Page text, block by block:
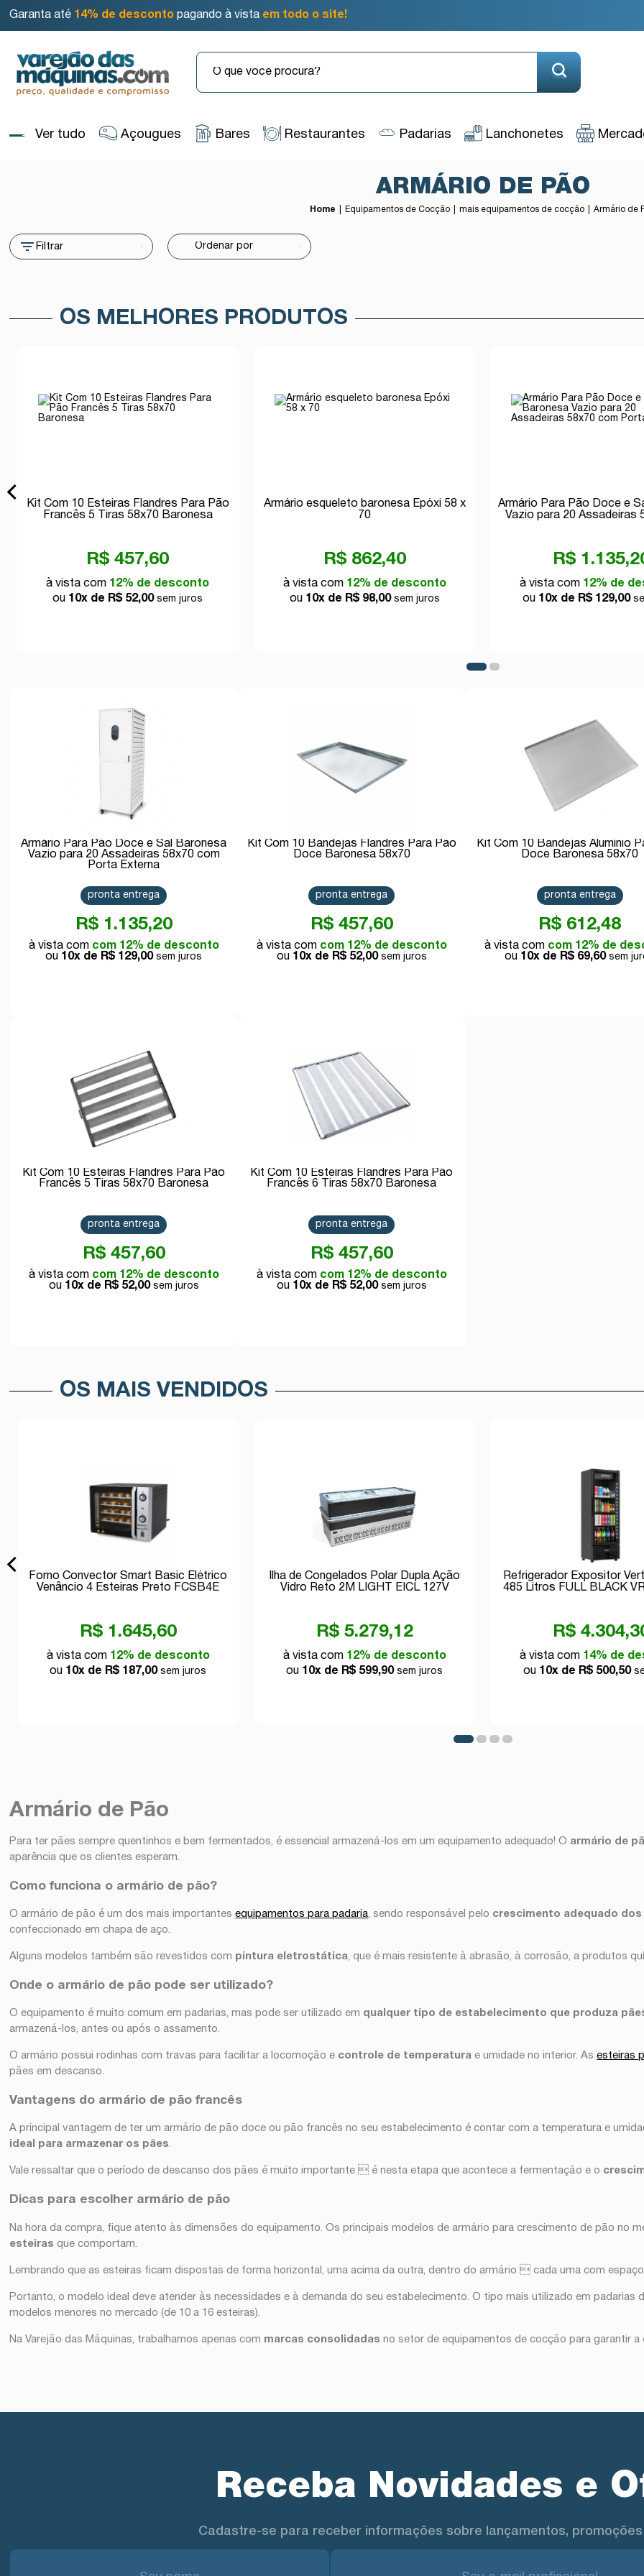
Garanta até 14% de desconto pagando à vista em todo o site!
Ver tudo Açougues Bares Restaurantes Padarias Lanchonetes
ARMÁRIO DE PÃO
Home Equipamentos de Cocção mais equipamentos de cocção Armário de
Filtrar
OS MELHORES PRODUTOS
Kit Com 10 Esteiras Flandres Para Pão
Francês 5 Tiras 58x70 Baronesa
R$ 457,60
à vista com 12% de desconto
ou 10x de R$ 52,00sem juros
Armário esqueleto baronesa Epóxi 58 x
70
R$ 862,40
à vista com 12% de desconto
ou 10x de R$ 98,00sem juros
Armário Para Pão Doce e
Vazio para 20 Assadeiras
R$
à vista com 12% de
ou 10x de R$ 129,00
Armário Para Pão Doce e Sal Baronesa
Vazio para 20 Assadeiras 58x70 com
Porta Externa
R$ 1.135,20
com 12% de desconto
10x de R$ 129,00
pronta entrega
Kit Com 10 Bandejas Flandres Para Pão
Doce Baronesa 58x70
R$ 457,60
com 12% de desconto
10x de R$ 52,00
pronta entrega
Kit Com 10 Bandejas Alumínio
Doce Baronesa 58x70
R$ 612,48
com 12% de
10x de R$ 69,60
pronta entrega
Kit Com 10 Esteiras Flandres Para Pão
Francês 5 Tiras 58x70 Baronesa
R$ 457,60
com 12% de desconto
10x de R$ 52,00
pronta entrega
Kit Com 10 Esteiras Flandres Para Pão
Francês 6 Tiras 58x70 Baronesa
R$ 457,60
com 12% de desconto
10x de R$ 52,00
pronta entrega
OS MAIS VENDIDOS
Forno Convector Smart Basic Elétrico
Venâncio 4 Esteiras Preto FCSB4E
R$ 1.645,60
à vista com 12% de desconto
ou 10x de R$ 187,00sem juros
Ilha de Congelados Polar Dupla Ação
Vidro Reto 2M LIGHT EICL 127V
R$ 5.279,12
à vista com 12% de desconto
ou 10x de R$ 599,90sem juros
Refrigerador Expositor
485 Litros FULL BLACK
R$
à vista com 14% de
ou 10x de R$ 500,50
Armário de Pão
Para ter pães sempre quentinhos e bem fermentados, é essencial armazená-los em um equipamento adequado! O armário de
aparência que os clientes esperam.
Como funciona o armário de pão?
O armário de pão é um dos mais importantesequipamentos para padaria, sendo responsável pelo crescimento adequado dos
confeccionado em chapa de aço.
Alguns modelos também são revestidos com pintura eletrostática, que é mais resistente à abrasão, à corrosão, a produtos
Onde o armário de pão pode ser utilizado?
O equipamento é muito comum em padarias, mas pode ser utilizado em qualquer tipo de estabelecimento que produza
armazená-los, antes ou após o assamento.
O armário possui rodinhas com travas para facilitar a locomoção e controle de temperatura e umidade no interior. Asesteiras
pães em descanso.
Vantagens do armário de pão francês
A principal vantagem de ter um armário de pão doce ou pão francês no seu estabelecimento é contar com a temperatura e
ideal para armazenar os pães.
Vale ressaltar que o período de descanso dos pães é muito importante  é nesta etapa que acontece a fermentação e o
Dicas para escolher armário de pão
Na hora da compra, fique atento às dimensões do equipamento. Os principais modelos de armário para crescimento de pão no
esteiras que comportam.
Lembrando que as esteiras ficam dispostas de forma horizontal, uma acima da outra, dentro do armário  cada uma com espaço
Portanto, o modelo ideal deve atender às necessidades e à demanda do seu estabelecimento. O tipo mais utilizado em padarias
modelos menores no mercado (de 10 a 16 esteiras).
Na Varejão das Máquinas, trabalhamos apenas com marcas consolidadas no setor de equipamentos de cocção para garantir
Receba Novidades e
Cadastre-se para receber informações sobre lançamentos,